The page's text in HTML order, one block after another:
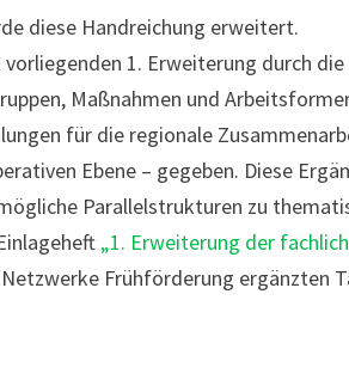
diese Handreichung erweitert.
1. Erweiterung durch
Maßnahmen und
für die regionale
Ebene – gegeben. Diese
Parallelstrukturen zu
„1. Erweiterung der
Frühförderung ergänzten